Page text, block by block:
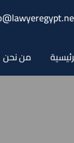
من نحن